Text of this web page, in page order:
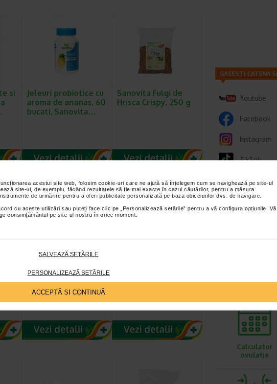
acestui site web, folosim cookie-uri care ne ajută să înțelegem cum se navighează pe site-ul
site-ul, de exemplu, făcând rezultatele să fie mai exacte în cazul căutărilor, pentru a măsura
de urmărire pentru a oferi publicitate personalizată pe baza obiceiurilor dvs. de navigare.
cu aceste utilizări sau puteți face clic pe „Personalizează setările” pentru a vă configura opțiunile. Vă
consimțământul pe site-ul nostru în orice moment.
SALVEAZĂ SETĂRILE
PERSONALIZEAZĂ SETĂRILE
ACCEPTĂ SI CONTINUĂ
si
Jeleuri probiotice cu
aroma de ananas, 60
bucati, Sanovita…
Sanovita Fulgi de
Hrisca Crispy, 250 g
din grau cu glazura
de cacao, 66 g
din linte rosie cu…
GASESTI CATENA
Youtube
Facebook
Instagram
TikTok
Whatsapp
sarcina
Calculator
ovulatie